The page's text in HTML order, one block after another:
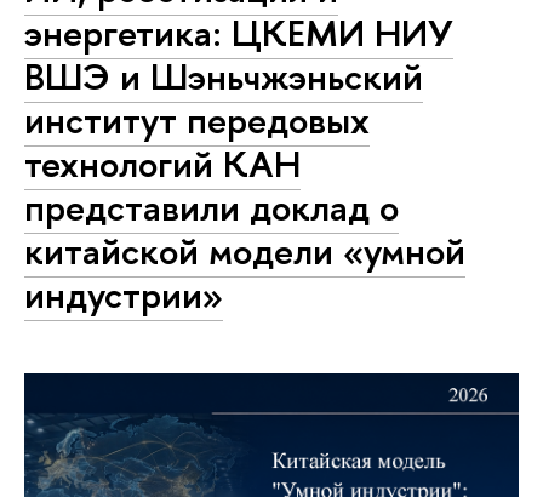
энергетика: ЦКЕМИ НИУ
ВШЭ и Шэньчжэньский
институт передовых
технологий КАН
представили доклад о
китайской модели «умной
индустрии»